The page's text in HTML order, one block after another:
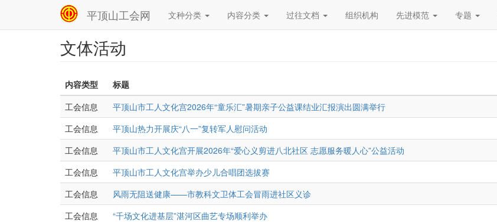
平顶山工会网
Main
navigation
文种分类 内容分类 过往文档 组织机构 先进模范 专题
文体活动
内容类型 标题
工会信息
平顶山市工人文化宫2026年“童乐汇”暑期亲子公益课结业汇报演出圆满举行
工会信息
平顶山热力开展庆“八一”复转军人慰问活动
工会信息
平顶山市工人文化宫开展2026年“爱心义剪进八北社区 志愿服务暖人心”公益活动
工会信息
平顶山市工人文化宫举办少儿合唱团选拔赛
工会信息
风雨无阻送健康——市教科文卫体工会冒雨进社区义诊
工会信息
“千场文化进基层”湛河区曲艺专场顺利举办